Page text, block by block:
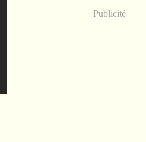
Publicité